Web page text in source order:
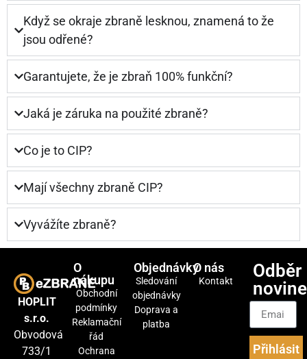
Když se okraje zbraně lesknou, znamená to že
jsou odřené?
Garantujete, že je zbraň 100% funkční?
Jaká je záruka na použité zbraně?
Co je to CIP?
Mají všechny zbraně CIP?
Vyvážíte zbraně?
HOPLIT
s.r.o.
Obvodová
733/1
O
nákupu
Obchodní
podmínky
Reklamační
řád
Ochrana
Objednávky
Sledování
objednávky
Doprava a
platba
O nás
Kontakt
Odběr
Přihlásit